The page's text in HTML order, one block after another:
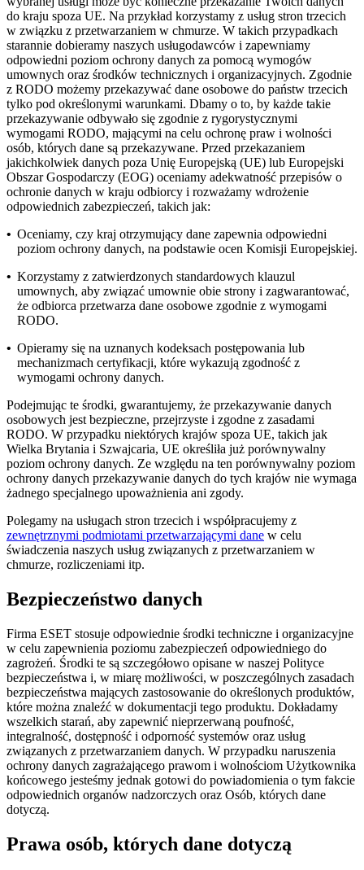
do kraju spoza UE. Na przykład korzystamy z usług stron trzecich
w związku z przetwarzaniem w chmurze. W takich przypadkach
starannie dobieramy naszych usługodawców i zapewniamy
odpowiedni poziom ochrony danych za pomocą wymogów
umownych oraz środków technicznych i organizacyjnych. Zgodnie
z RODO możemy przekazywać dane osobowe do państw trzecich
tylko pod określonymi warunkami. Dbamy o to, by każde takie
przekazywanie odbywało się zgodnie z rygorystycznymi
wymogami RODO, mającymi na celu ochronę praw i wolności
osób, których dane są przekazywane. Przed przekazaniem
jakichkolwiek danych poza Unię Europejską (UE) lub Europejski
Obszar Gospodarczy (EOG) oceniamy adekwatność przepisów o
ochronie danych w kraju odbiorcy i rozważamy wdrożenie
odpowiednich zabezpieczeń, takich jak:
• Oceniamy, czy kraj otrzymujący dane zapewnia odpowiedni
poziom ochrony danych, na podstawie ocen Komisji Europejskiej.
• Korzystamy z zatwierdzonych standardowych klauzul
umownych, aby związać umownie obie strony i zagwarantować,
że odbiorca przetwarza dane osobowe zgodnie z wymogami
RODO.
• Opieramy się na uznanych kodeksach postępowania lub
mechanizmach certyfikacji, które wykazują zgodność z
wymogami ochrony danych.
Podejmując te środki, gwarantujemy, że przekazywanie danych
osobowych jest bezpieczne, przejrzyste i zgodne z zasadami
RODO. W przypadku niektórych krajów spoza UE, takich jak
Wielka Brytania i Szwajcaria, UE określiła już porównywalny
poziom ochrony danych. Ze względu na ten porównywalny poziom
ochrony danych przekazywanie danych do tych krajów nie wymaga
żadnego specjalnego upoważnienia ani zgody.
Polegamy na usługach stron trzecich i współpracujemy z
zewnętrznymi podmiotami przetwarzającymi dane w celu
świadczenia naszych usług związanych z przetwarzaniem w
chmurze, rozliczeniami itp.
Bezpieczeństwo danych
Firma ESET stosuje odpowiednie środki techniczne i organizacyjne
w celu zapewnienia poziomu zabezpieczeń odpowiedniego do
zagrożeń. Środki te są szczegółowo opisane w naszej Polityce
bezpieczeństwa i, w miarę możliwości, w poszczególnych zasadach
bezpieczeństwa mających zastosowanie do określonych produktów,
które można znaleźć w dokumentacji tego produktu. Dokładamy
wszelkich starań, aby zapewnić nieprzerwaną poufność,
integralność, dostępność i odporność systemów oraz usług
związanych z przetwarzaniem danych. W przypadku naruszenia
ochrony danych zagrażającego prawom i wolnościom Użytkownika
końcowego jesteśmy jednak gotowi do powiadomienia o tym fakcie
odpowiednich organów nadzorczych oraz Osób, których dane
dotyczą.
Prawa osób, których dane dotyczą